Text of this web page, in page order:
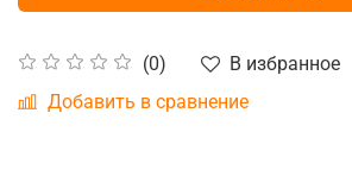
(0)
В избранное
Добавить в сравнение